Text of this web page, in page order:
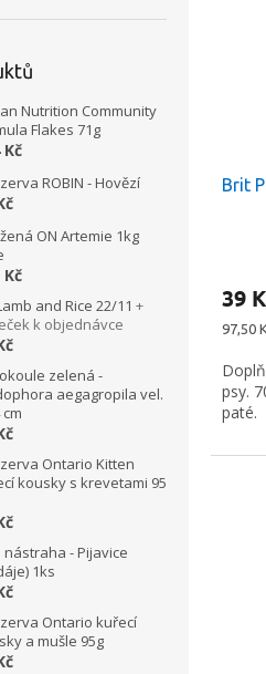
Nutrition Community
Flakes 71g
Kč
ROBIN - Hovězí
ON Artemie 1kg
Kč
and Rice 22/11 +
k objednávce
zelená -
aegagropila vel.
cm
Ontario Kitten
kousky s krevetami 95
nástraha - Pijavice
1ks
Ontario kuřecí
a mušle 95g
Brit
39
Měrná
97,50
psy.
paté.